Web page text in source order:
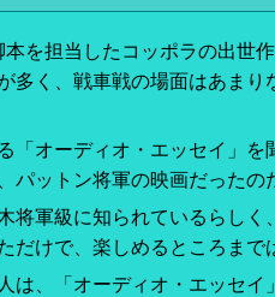
を担当したコッポラの出世
多く、戦車戦の場面はあま
オーディオ・エッセイ」
パットン将軍の映画だったの
軍級に知られているらし
だけで、楽しめるところまで
、「オーディオ・エッセイ